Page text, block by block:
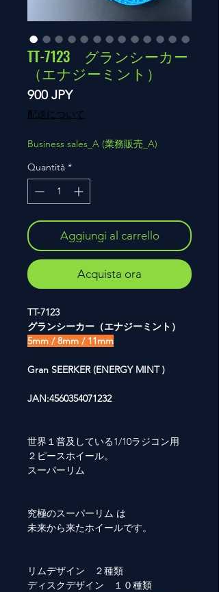
TT-7123 グランシーカー
（エナジーミント）
900 JPYPrezzo
配送について
Business sales_A (業務販売_A)
Quantità *
Aggiungi al carrello
Acquista ora
TT-7123
グランシーカー（エナジーミント）
5mm / 8mm / 11mm
Gran SEERKER (ENERGY MINT )
JAN:4560354071232
世界１普及している1/10ラジコン用
２ピースホイール。
スーパーリム
究極のスーパーリム は
未来から来たホイールです。
リムデザイン ２種類
ディスクデザイン １０種類